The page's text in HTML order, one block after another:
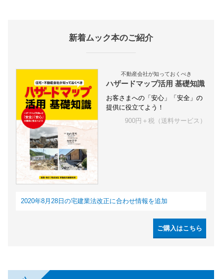
新着ムック本のご紹介
不動産会社が知っておくべき
ハザードマップ活用 基礎知識
お客さまへの「安心」「安全」の
提供に役立てよう！
900円＋税（送料サービス）
2020年8月28日の宅建業法改正に合わせ情報を追加
ご購入はこちら